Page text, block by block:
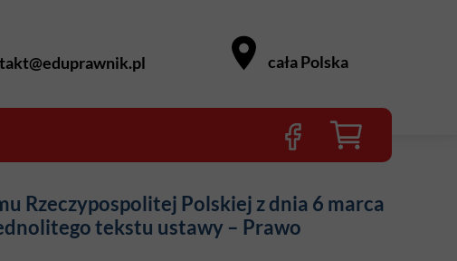
Rzeczypospolitej Polskiej z dnia 6 marca
tekstu ustawy – Prawo
cała Polska